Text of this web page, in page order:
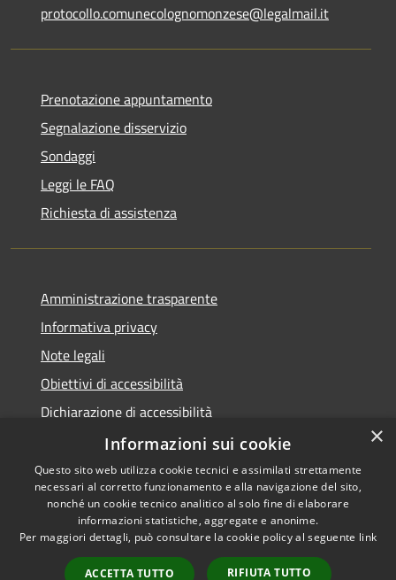
protocollo.comunecolognomonzese@legalmail.it
Prenotazione appuntamento
Segnalazione disservizio
Sondaggi
Leggi le FAQ
Richiesta di assistenza
Amministrazione trasparente
Informativa privacy
Note legali
Obiettivi di accessibilità
Dichiarazione di accessibilità
Open Data
RSS
Accessibilità
Copyright © 2026 • Comune di
Cologno Monzese • Powered
byMunicipium Accesso
×
Informazioni sui cookie
Questo sito web utilizza cookie tecnici e assimilati strettamente
necessari al corretto funzionamento e alla navigazione del sito,
nonché un cookie tecnico analitico al solo fine di elaborare
informazioni statistiche, aggregate e anonime.
Per maggiori dettagli, può consultare la cookie policy al seguente link
ACCETTA TUTTO RIFIUTA TUTTO